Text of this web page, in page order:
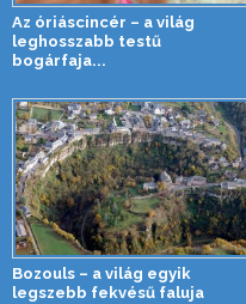
Az óriáscincér – a világ
leghosszabb testű
bogárfaja...
Bozouls – a világ egyik
legszebb fekvésű faluja